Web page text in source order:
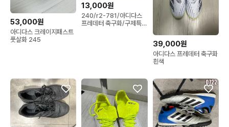
53,000원
아디다스 크레이지패스트
풋살화 245
13,000원
240/r2-781/아디다스
프레데터 축구화/구제특별
39,000원
아디다스 프레데터 축구화
흰색